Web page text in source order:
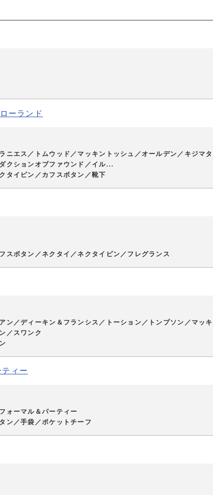
ーランド
ニエス／トムウッド／マッキントッシュ／オールデン／キジマ
クションオブファウンド／イル...
タイピン／カフスボタン／靴下
スボタン／ネクタイ／ネクタイピン／フレグランス
ン／ディーキン＆フランシス／トーション／トンプソン／マッ
／スワンク
ィー
ォーマル＆パーティー
ン／手袋／ポケットチーフ